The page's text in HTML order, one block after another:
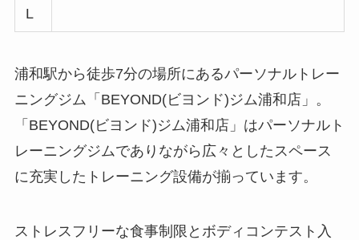
L
浦和駅から徒歩7分の場所にあるパーソナルトレー
ニングジム「BEYOND(ビヨンド)ジム浦和店」。
「BEYOND(ビヨンド)ジム浦和店」はパーソナルト
レーニングジムでありながら広々としたスペース
に充実したトレーニング設備が揃っています。
ストレスフリーな食事制限とボディコンテスト入